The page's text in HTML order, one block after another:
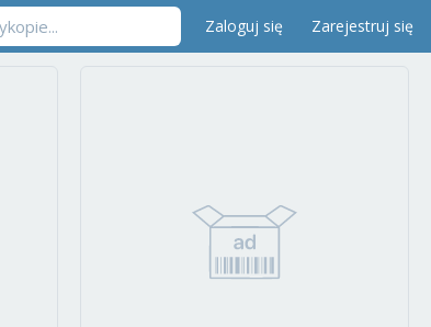
Zaloguj się Zarejestruj się